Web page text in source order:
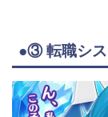
●③ 転職シス